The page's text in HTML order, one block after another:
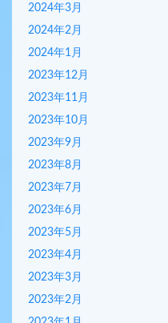
2024年3月
2024年2月
2024年1月
2023年12月
2023年11月
2023年10月
2023年9月
2023年8月
2023年7月
2023年6月
2023年5月
2023年4月
2023年3月
2023年2月